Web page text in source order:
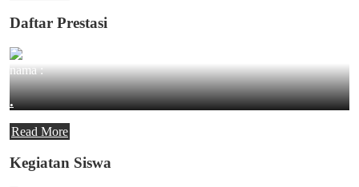
Daftar Prestasi
nama :
.
Read More
Kegiatan Siswa